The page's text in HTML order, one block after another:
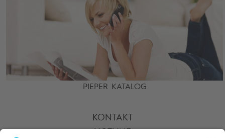
PIEPER KATALOG
KONTAKT
HOTLINE